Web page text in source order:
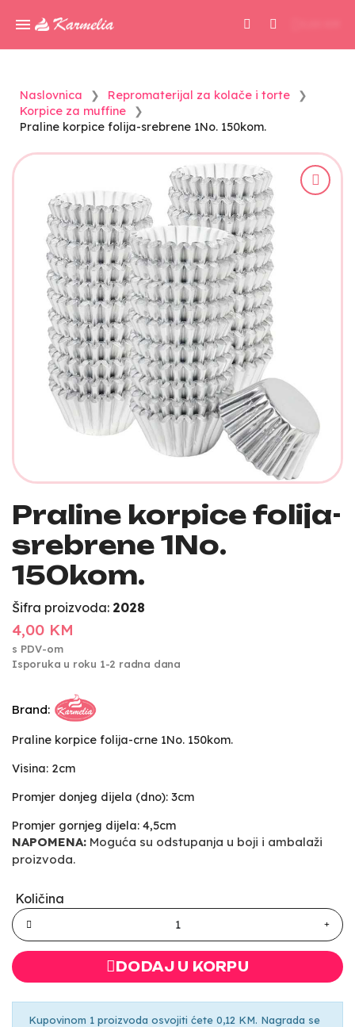
Naslovnica
Repromaterijal za kolače i torte
Korpice za muffine
Praline korpice folija-srebrene 1No. 150kom.
Praline korpice folija-
srebrene 1No.
150kom.
Šifra proizvoda: 2028
4,00 KM
s PDV-om
Isporuka u roku 1-2 radna dana
Brand:
Praline korpice folija-crne 1No. 150kom.
Visina: 2cm
Promjer donjeg dijela (dno): 3cm
Promjer gornjeg dijela: 4,5cm
NAPOMENA: Moguća su odstupanja u boji i ambalaži
proizvoda.
Količina
DODAJ U KORPU
Kupovinom 1 proizvoda osvojiti ćete 0,12 KM. Nagrada se